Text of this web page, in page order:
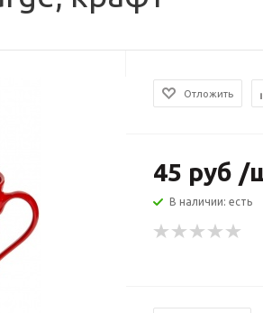
Отложить
45 руб /
В наличии: есть